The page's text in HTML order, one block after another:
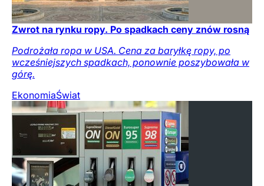
Zwrot na rynku ropy. Po spadkach ceny znów rosną
Podrożała ropa w USA. Cena za baryłkę ropy, po
wcześniejszych spadkach, ponownie poszybowała w
górę.
EkonomiaŚwiat